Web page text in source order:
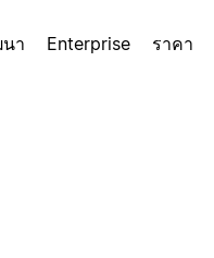
า Enterprise ราคา